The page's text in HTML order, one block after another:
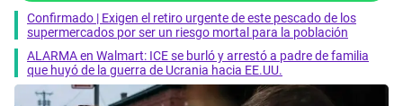
Confirmado | Exigen el retiro urgente de este pescado de los
supermercados por ser un riesgo mortal para la población
ALARMA en Walmart: ICE se burló y arrestó a padre de familia
que huyó de la guerra de Ucrania hacia EE.UU.